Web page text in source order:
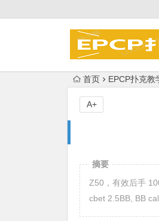
首页 EPCP扑克教
A+
摘要
Z50，有效后手
cbet 2.5BB, BB